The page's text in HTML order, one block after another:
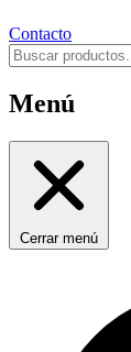
Contacto
Menú
Cerrar menú